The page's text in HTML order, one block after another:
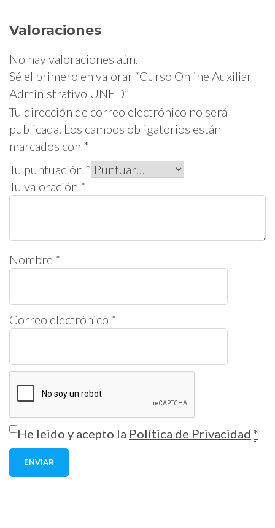
Valoraciones
No hay valoraciones aún.
Sé el primero en valorar “Curso Online Auxiliar
Administrativo UNED”
Tu dirección de correo electrónico no será
publicada. Los campos obligatorios están
marcados con *
Tu puntuación *
Tu valoración *
Nombre *
Correo electrónico *
He leido y acepto la Política de Privacidad *